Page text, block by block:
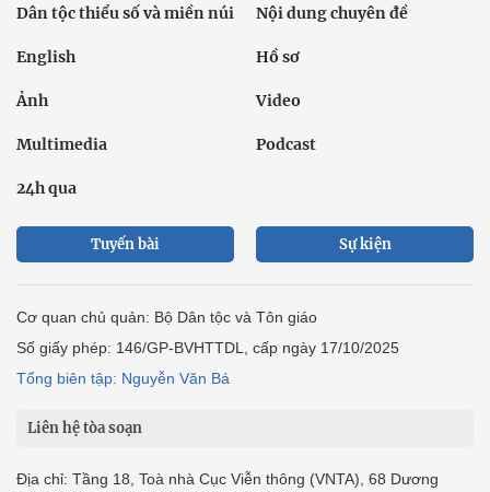
Dân tộc thiểu số và miền núi Nội dung chuyên đề
English Hồ sơ
Ảnh Video
Multimedia Podcast
24h qua
Tuyến bài Sự kiện
Cơ quan chủ quản: Bộ Dân tộc và Tôn giáo
Số giấy phép: 146/GP-BVHTTDL, cấp ngày 17/10/2025
Tổng biên tập: Nguyễn Văn Bá
Liên hệ tòa soạn
Địa chỉ: Tầng 18, Toà nhà Cục Viễn thông (VNTA), 68 Dương